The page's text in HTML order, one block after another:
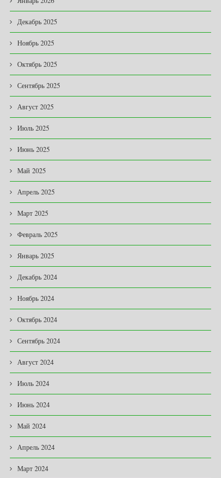
Декабрь 2025
Ноябрь 2025
Октябрь 2025
Сентябрь 2025
Август 2025
Июль 2025
Июнь 2025
Май 2025
Апрель 2025
Март 2025
Февраль 2025
Январь 2025
Декабрь 2024
Ноябрь 2024
Октябрь 2024
Сентябрь 2024
Август 2024
Июль 2024
Июнь 2024
Май 2024
Апрель 2024
Март 2024